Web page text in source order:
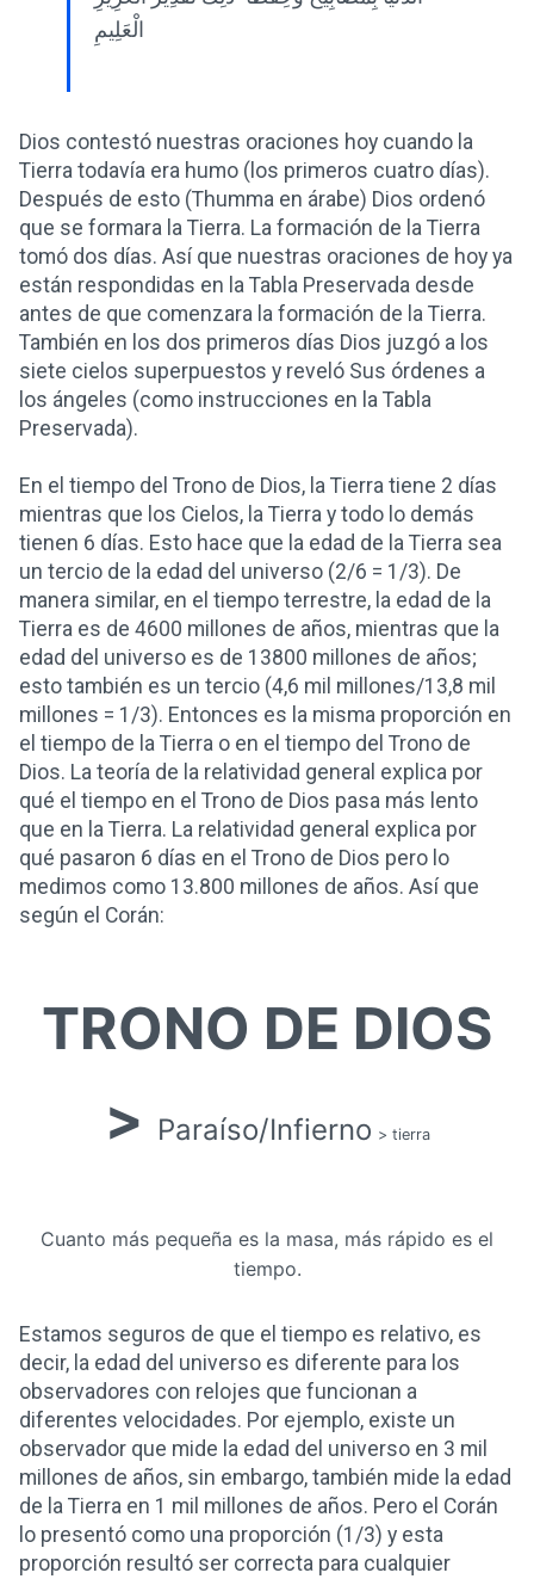
الْعَلِيمِ
Dios contestó nuestras oraciones hoy cuando la
Tierra todavía era humo (los primeros cuatro días).
Después de esto (Thumma en árabe) Dios ordenó
que se formara la Tierra. La formación de la Tierra
tomó dos días. Así que nuestras oraciones de hoy ya
están respondidas en la Tabla Preservada desde
antes de que comenzara la formación de la Tierra.
También en los dos primeros días Dios juzgó a los
siete cielos superpuestos y reveló Sus órdenes a
los ángeles (como instrucciones en la Tabla
Preservada).
En el tiempo del Trono de Dios, la Tierra tiene 2 días
mientras que los Cielos, la Tierra y todo lo demás
tienen 6 días. Esto hace que la edad de la Tierra sea
un tercio de la edad del universo (2/6 = 1/3). De
manera similar, en el tiempo terrestre, la edad de la
Tierra es de 4600 millones de años, mientras que la
edad del universo es de 13800 millones de años;
esto también es un tercio (4,6 mil millones/13,8 mil
millones = 1/3). Entonces es la misma proporción en
el tiempo de la Tierra o en el tiempo del Trono de
Dios. La teoría de la relatividad general explica por
qué el tiempo en el Trono de Dios pasa más lento
que en la Tierra. La relatividad general explica por
qué pasaron 6 días en el Trono de Dios pero lo
medimos como 13.800 millones de años. Así que
según el Corán:
TRONO DE DIOS
> Paraíso/Infierno > tierra
Cuanto más pequeña es la masa, más rápido es el
tiempo.
Estamos seguros de que el tiempo es relativo, es
decir, la edad del universo es diferente para los
observadores con relojes que funcionan a
diferentes velocidades. Por ejemplo, existe un
observador que mide la edad del universo en 3 mil
millones de años, sin embargo, también mide la edad
de la Tierra en 1 mil millones de años. Pero el Corán
lo presentó como una proporción (1/3) y esta
proporción resultó ser correcta para cualquier